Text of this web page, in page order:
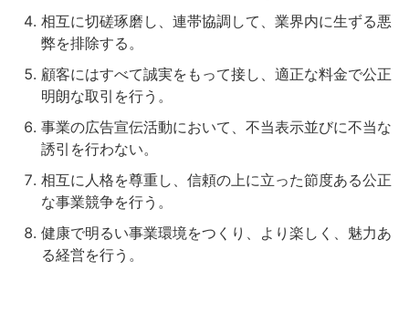
相互に切磋琢磨し、連帯協調して、業界内に生ずる悪
弊を排除する。
顧客にはすべて誠実をもって接し、適正な料金で公正
明朗な取引を行う。
事業の広告宣伝活動において、不当表示並びに不当な
誘引を行わない。
相互に人格を尊重し、信頼の上に立った節度ある公正
な事業競争を行う。
健康で明るい事業環境をつくり、より楽しく、魅力あ
る経営を行う。